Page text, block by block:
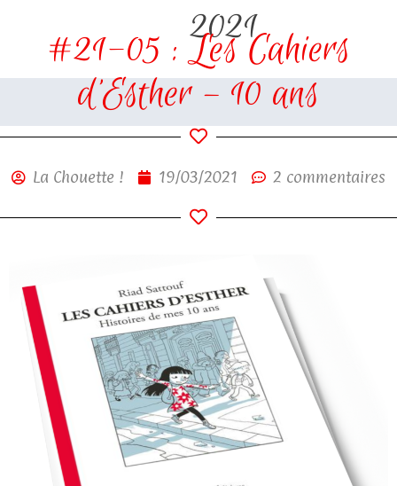
2021
#21-05 : Les Cahiers
d’Esther – 10 ans
La Chouette ! 19/03/2021 2 commentaires